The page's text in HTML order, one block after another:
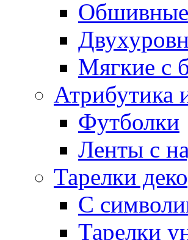
Мягкие с
Атрибутика
Футболки
Ленты с
Тарелки
С
Тарелки